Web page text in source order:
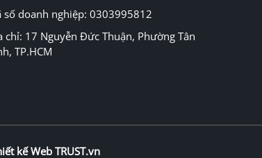
số doanh nghiệp: 0303995812
chỉ: 17 Nguyễn Đức Thuận, Phường Tân
TP.HCM
kế Web TRUST.vn